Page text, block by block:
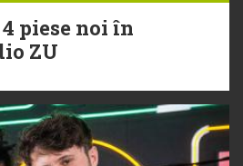
piese noi în
ZU